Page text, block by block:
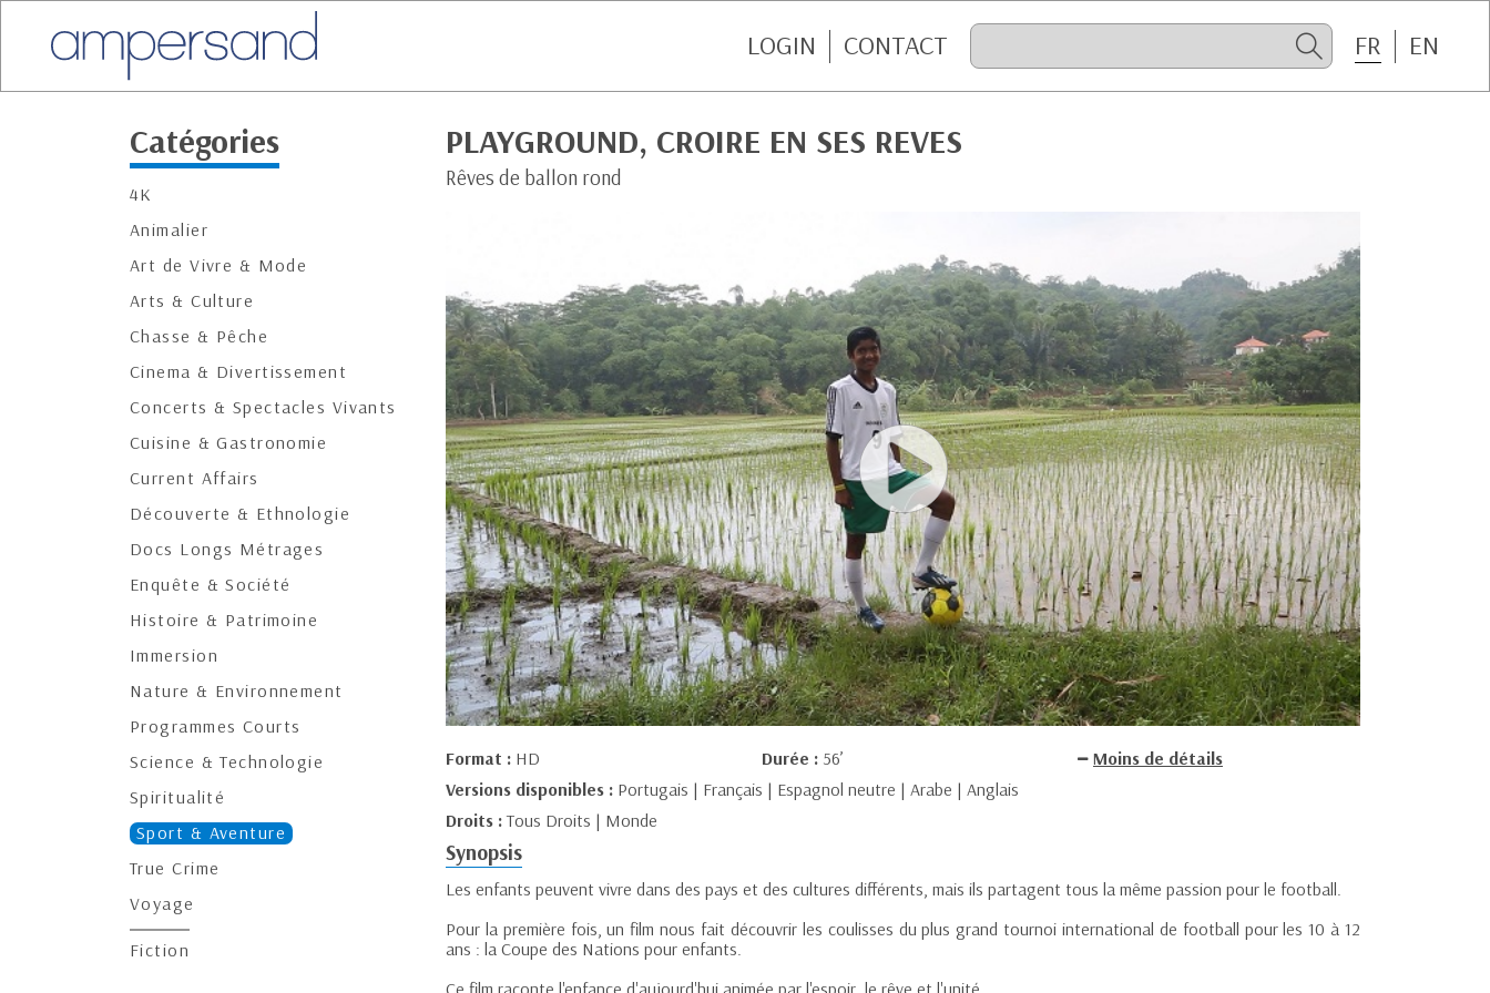
LOGIN CONTACT FR EN
Catégories
4K
Animalier
Art de Vivre & Mode
Arts & Culture
Chasse & Pêche
Cinema & Divertissement
Concerts & Spectacles Vivants
Cuisine & Gastronomie
Current Affairs
Découverte & Ethnologie
Docs Longs Métrages
Enquête & Société
Histoire & Patrimoine
Immersion
Nature & Environnement
Programmes Courts
Science & Technologie
Spiritualité
Sport & Aventure
True Crime
Voyage
Fiction
PLAYGROUND, CROIRE EN SES REVES
Rêves de ballon rond
Format : HD Durée : 56’
Moins de détails
Versions disponibles : Portugais | Français | Espagnol neutre | Arabe | Anglais
Droits :Tous Droits | Monde
Synopsis
Les enfants peuvent vivre dans des pays et des cultures différents, mais ils partagent tous la même passion pour le football.
Pour la première fois, un film nous fait découvrir les coulisses du plus grand tournoi international de football pour les 10 à 12
ans : la Coupe des Nations pour enfants.